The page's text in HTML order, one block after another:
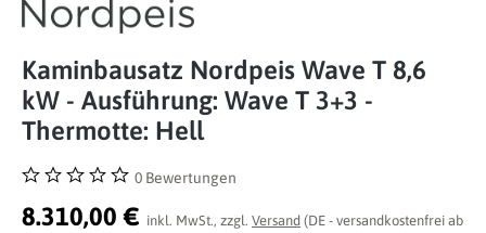
Kaminbausatz Nordpeis Wave T 8,6
kW - Ausführung: Wave T 3+3 -
Thermotte: Hell
Durchschnittliche Bewertung von 0 von 5 Sternen
0 Bewertungen
8.310,00 € inkl. MwSt., zzgl. Versand (DE - versandkostenfrei ab